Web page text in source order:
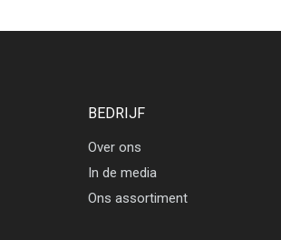
BEDRIJF
Over ons
In de media
Ons assortiment